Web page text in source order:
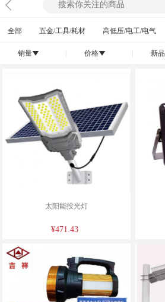
全部 五金/工具/耗材 高低压/电工/电气
销量󰄢 价格󰄢 新品
太阳能投光灯
¥471.43